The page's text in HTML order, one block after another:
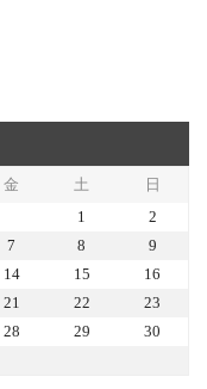
金 土
日
1
2
7 8
9
14 15
16
21 22
23
28 29
30